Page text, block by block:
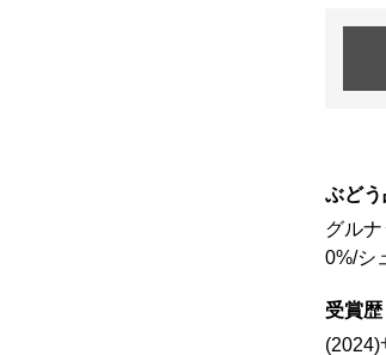
ぶど
グル
0%/シ
受賞歴
(2024)